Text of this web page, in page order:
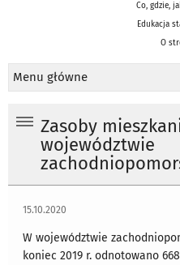
Co, gdzie,
Edukacja
O
Menu główne
Zasoby
województwie
15.10.2020
W województwie
koniec 2019 r. odnotowano